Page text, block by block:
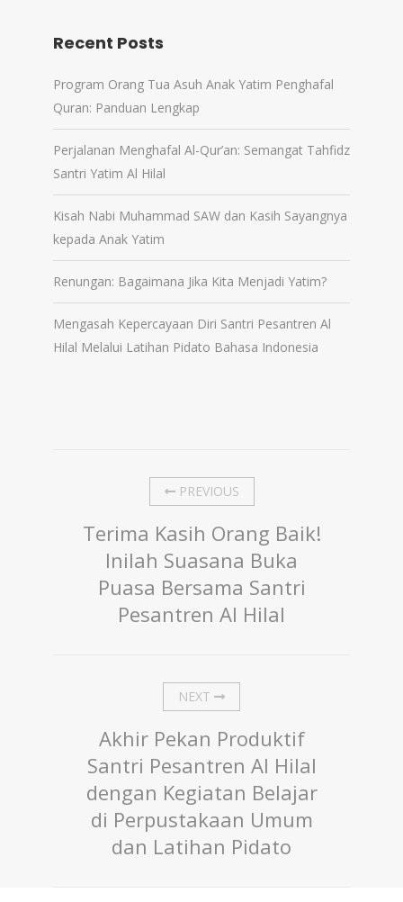
Recent Posts
Program Orang Tua Asuh Anak Yatim Penghafal
Quran: Panduan Lengkap
Perjalanan Menghafal Al-Qur’an: Semangat Tahfidz
Santri Yatim Al Hilal
Kisah Nabi Muhammad SAW dan Kasih Sayangnya
kepada Anak Yatim
Renungan: Bagaimana Jika Kita Menjadi Yatim?
Mengasah Kepercayaan Diri Santri Pesantren Al
Hilal Melalui Latihan Pidato Bahasa Indonesia
PREVIOUS
Terima Kasih Orang Baik!
Inilah Suasana Buka
Puasa Bersama Santri
Pesantren Al Hilal
NEXT
Akhir Pekan Produktif
Santri Pesantren Al Hilal
dengan Kegiatan Belajar
di Perpustakaan Umum
dan Latihan Pidato